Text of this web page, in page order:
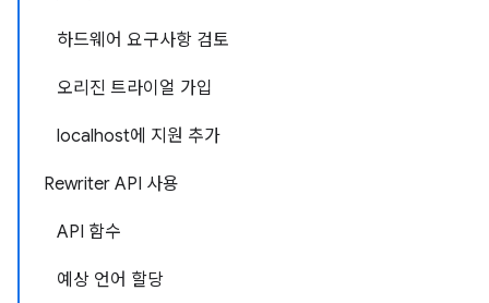
하드웨어 요구사항 검토
오리진 트라이얼 가입
localhost에 지원 추가
Rewriter API 사용
API 함수
예상 언어 할당